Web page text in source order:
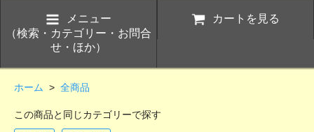
メニュー
（検索・カテゴリー・お問合
せ・ほか）
カートを見る
ホーム > 全商品
この商品と同じカテゴリーで探す